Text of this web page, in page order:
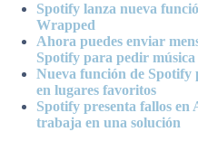
Spotify lanza nueva
Wrapped
Ahora puedes enviar
Spotify para pedir música
Nueva función de Spotify
en lugares favoritos
Spotify presenta fallos en
trabaja en una solución